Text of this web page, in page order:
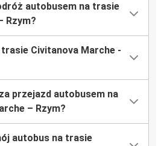
autobusem na trasie
Rzym?
Civitanova Marche -
przejazd autobusem na
– Rzym?
autobus na trasie